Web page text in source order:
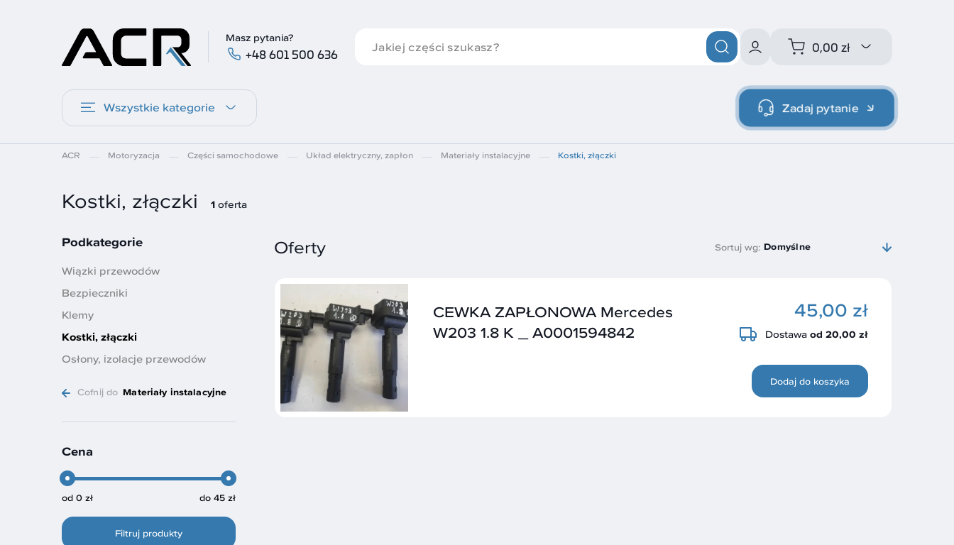
Masz pytania?
+48 601 500 636 0,00 zł
Wszystkie kategorie Zadaj pytanie
ACR Motoryzacja Części samochodowe Układ elektryczny, zapłon Materiały instalacyjne Kostki, złączki
Kostki, złączki 1 oferta
Oferty Sortuj wg: Domyślne
CEWKA ZAPŁONOWA Mercedes
W203 1.8 K _ A0001594842
45,00 zł
Dostawa od 20,00 zł
Dodaj do koszyka
Podkategorie
Wiązki przewodów
Bezpieczniki
Klemy
Kostki, złączki
Osłony, izolacje przewodów
Cofnij do Materiały instalacyjne
Cena
od 0 zł do 45 zł
Filtruj produkty